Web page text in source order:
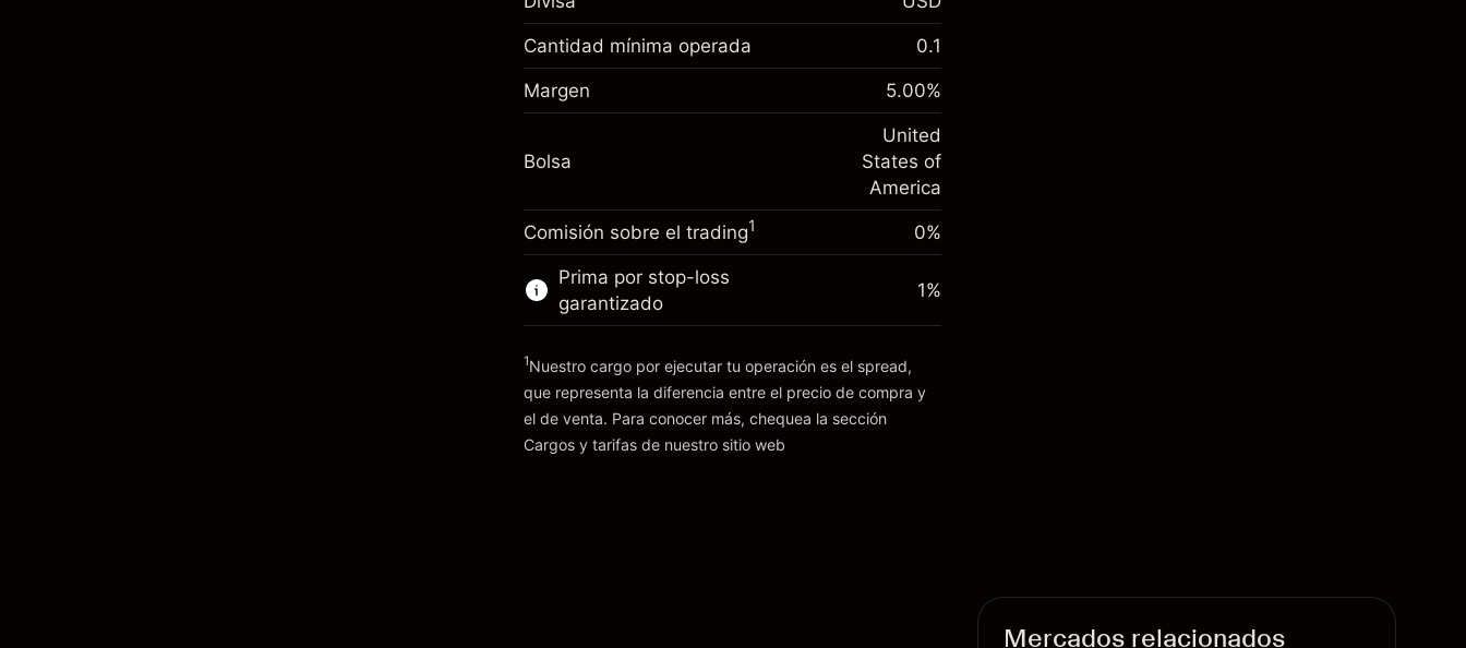
nocturno
Cargos por el valor total de la
posición
-0.021568
Dinero del apalancamiento ~ $
$19,000.00
Ir a la plataforma
$1,000.00
Ajuste de financiamiento
-0.000654
(-$0.13)
Tamaño de la operación con apalancamiento
~$20,000.00
Dinero del apalancamiento ~ $
Cantidad mínima operada 0.1
Margen 5.00%
Bolsa
United
States of
America
Comisión sobre el trading1 0%
Prima por stop-loss
garantizado
Cargos y tarifas
1%
1Nuestro cargo por ejecutar tu operación es el spread,
que representa la diferencia entre el precio de compra y
el de venta. Para conocer más, chequea la sección
Cargos y tarifas de nuestro sitio web
Mercados relacionados